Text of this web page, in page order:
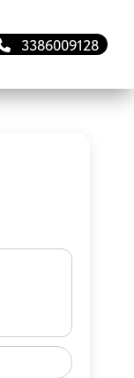
3386009128